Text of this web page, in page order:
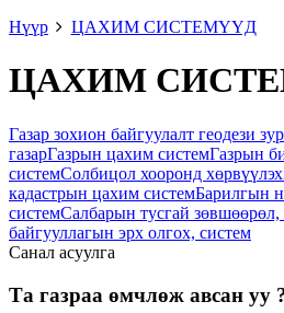
Нүүр
ЦАХИМ СИСТЕМҮҮД
ЦАХИМ
Газар зохион байгуулалт геодези
газарГазрын цахим системГазрын
системСолбицол хооронд хөрвүүлэх
кадастрын цахим системБарилгын
системСалбарын тусгай
байгууллагын эрх олгох, систем
Санал асуулга
Та газраа өмчлөж авсан уу